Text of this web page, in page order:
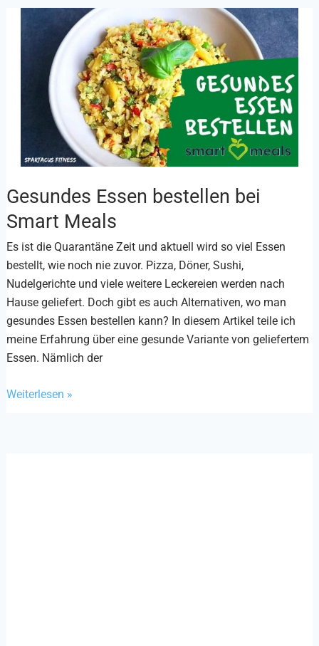
Gesundes Essen bestellen bei
Smart Meals
Es ist die Quarantäne Zeit und aktuell wird so viel Essen
bestellt, wie noch nie zuvor. Pizza, Döner, Sushi,
Nudelgerichte und viele weitere Leckereien werden nach
Hause geliefert. Doch gibt es auch Alternativen, wo man
gesundes Essen bestellen kann? In diesem Artikel teile ich
meine Erfahrung über eine gesunde Variante von geliefertem
Essen. Nämlich der
Gesundes
bestellen
bei
Smart
Meals
Weiterlesen »